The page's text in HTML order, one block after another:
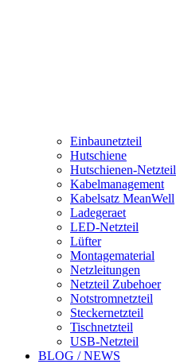
Einbaunetzteil
Hutschiene
Hutschienen-Netzteil
Kabelmanagement
Kabelsatz MeanWell
Ladegeraet
LED-Netzteil
Lüfter
Montagematerial
Netzleitungen
Netzteil Zubehoer
Notstromnetzteil
Steckernetzteil
Tischnetzteil
USB-Netzteil
BLOG / NEWS